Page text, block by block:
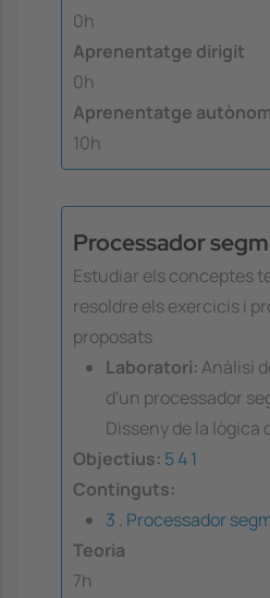
0h
Aprenentatge dirigit
0h
Aprenentatge autònom
10h
Processador
Estudiar els conceptes
resoldre els exercicis i
proposats
Laboratori: Anàlisi
d'un processador
Disseny de la lògica
Objectius: 541
Continguts:
3 . Processador
Teoria
7h